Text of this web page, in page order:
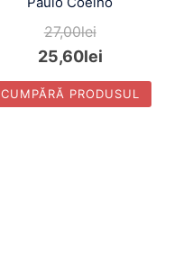
27,00lei
25,60lei
CUMPĂRĂ PRODUSUL